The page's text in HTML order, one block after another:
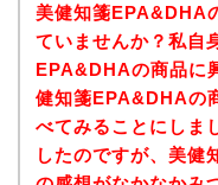
美健知箋EPA&DHA
ていませんか？私自
EPA&DHAの商品に
健知箋EPA&DHAの
べてみることにしま
したのですが、美健